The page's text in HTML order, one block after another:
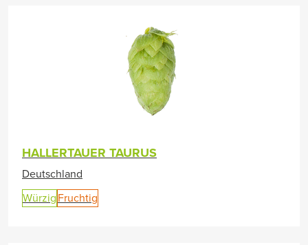
HALLERTAUER TAURUS
Deutschland
Würzig Fruchtig